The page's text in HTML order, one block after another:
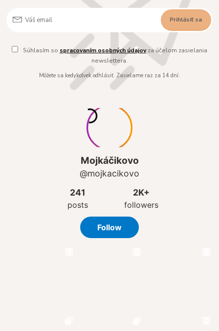
Prihlásiť sa
Súhlasím so spracovaním osobných údajovza účelom zasielania
newslettera.
Môžete sa kedykoľvek odhlásiť. Zasielame raz za 14 dní.